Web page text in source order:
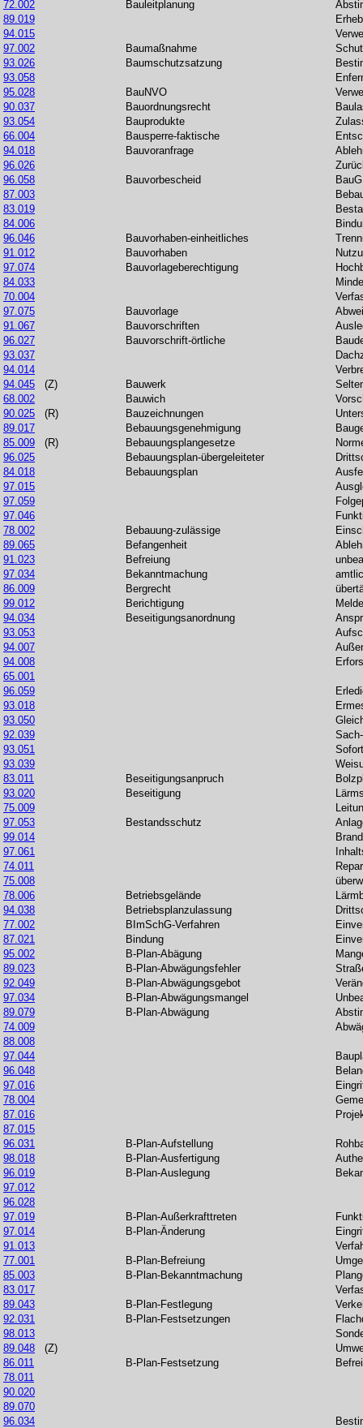
72.002 Bauleitplanung
89.019
94.015
97.002
Baumaßnahme
93.026
Baumschutzsatzung
93.058
95.028
BauNVO
90.037
Bauordnungsrecht
93.054
Bauprodukte
66.004
Bausperre-faktische
94.018
Bauvoranfrage
96.026
96.058
Bauvorbescheid
87.003
83.019
84.006
96.046
Bauvorhaben-einheitliches
91.012
Bauvorhaben
97.074
Bauvorlageberechtigung
84.033
70.004
97.075
Bauvorlage
91.067
Bauvorschriften
96.027
Bauvorschrift-örtliche
93.037
94.014
94.045
(Z) Bauwerk
68.002
Bauwich
90.025
(R) Bauzeichnungen
89.017
Bebauungsgenehmigung
85.009
(R) Bebauungsplangesetze
96.025
Bebauungsplan-übergeleiteter
84.018
Bebauungsplan
97.015
97.059
97.046
78.002
Bebauung-zulässige
89.065
Befangenheit
91.023
Befreiung
97.034
Bekanntmachung
86.009
Bergrecht
99.012
Berichtigung
94.034
Beseitigungsanordnung
93.053
94.007
94.008
65.001
96.059
93.018
93.050
92.039
93.051
93.039
83.011
Beseitigungsanpruch
93.020
Beseitigung
75.009
97.053
Bestandsschutz
99.014
97.061
74.011
75.008
78.006
Betriebsgelände
94.038
Betriebsplanzulassung
77.002
BImSchG-Verfahren
87.021
Bindung
95.002
B-Plan-Abägung
89.023
B-Plan-Abwägungsfehler
92.049
B-Plan-Abwägungsgebot
97.034
B-Plan-Abwägungsmangel
89.079
B-Plan-Abwägung
74.009
88.008
97.044
96.048
97.016
78.004
87.016
87.015
96.031
B-Plan-Aufstellung
98.018
B-Plan-Ausfertigung
96.019
B-Plan-Auslegung
97.012
96.028
97.019
B-Plan-Außerkrafttreten
97.014
B-Plan-Änderung
91.013
77.001
B-Plan-Befreiung
85.003
B-Plan-Bekanntmachung
83.017
89.043
B-Plan-Festlegung
92.031
B-Plan-Festsetzungen
98.013
89.048
(Z)
86.011
B-Plan-Festsetzung
78.011
90.020
89.070
96.034